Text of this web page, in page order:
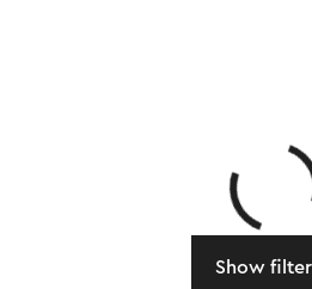
Show